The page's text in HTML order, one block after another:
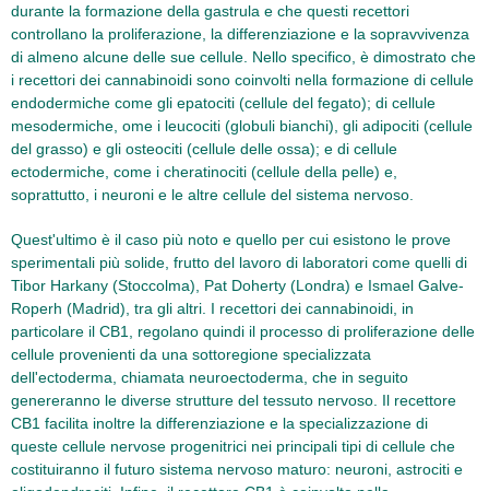
durante la formazione della gastrula e che questi recettori
controllano la proliferazione, la differenziazione e la sopravvivenza
di almeno alcune delle sue cellule. Nello specifico, è dimostrato che
i recettori dei cannabinoidi sono coinvolti nella formazione di cellule
endodermiche come gli epatociti (cellule del fegato); di cellule
mesodermiche, ome i leucociti (globuli bianchi), gli adipociti (cellule
del grasso) e gli osteociti (cellule delle ossa); e di cellule
ectodermiche, come i cheratinociti (cellule della pelle) e,
soprattutto, i neuroni e le altre cellule del sistema nervoso.
Quest'ultimo è il caso più noto e quello per cui esistono le prove
sperimentali più solide, frutto del lavoro di laboratori come quelli di
Tibor Harkany (Stoccolma), Pat Doherty (Londra) e Ismael Galve-
Roperh (Madrid), tra gli altri. I recettori dei cannabinoidi, in
particolare il CB1, regolano quindi il processo di proliferazione delle
cellule provenienti da una sottoregione specializzata
dell'ectoderma, chiamata neuroectoderma, che in seguito
genereranno le diverse strutture del tessuto nervoso. Il recettore
CB1 facilita inoltre la differenziazione e la specializzazione di
queste cellule nervose progenitrici nei principali tipi di cellule che
costituiranno il futuro sistema nervoso maturo: neuroni, astrociti e